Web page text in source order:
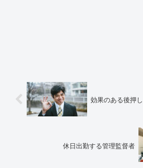
効果のある後押し
休日出勤する管理監督者